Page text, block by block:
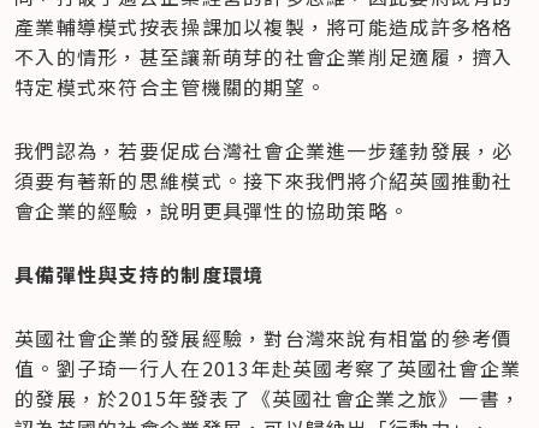
產業輔導模式按表操課加以複製，將可能造成許多格格
不入的情形，甚至讓新萌芽的社會企業削足適履，擠入
特定模式來符合主管機關的期望。
我們認為，若要促成台灣社會企業進一步蓬勃發展，必
須要有著新的思維模式。接下來我們將介紹英國推動社
會企業的經驗，說明更具彈性的協助策略。
具備彈性與支持的制度環境
英國社會企業的發展經驗，對台灣來說有相當的參考價
值。劉子琦一行人在2013年赴英國考察了英國社會企業
的發展，於2015年發表了《英國社會企業之旅》一書，